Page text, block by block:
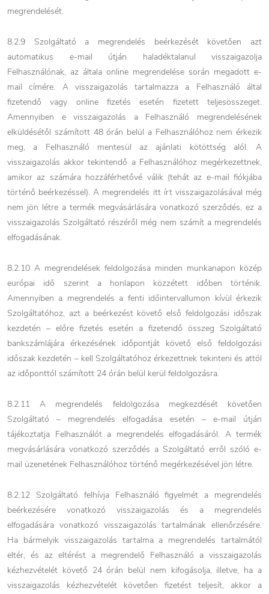
megrendelését.
8.2.9 Szolgáltató a megrendelés beérkezését követően azt
automatikus e-mail útján haladéktalanul visszaigazolja
Felhasználónak, az általa online megrendelése során megadott e-
mail címére. A visszaigazolás tartalmazza a Felhasználó által
fizetendő vagy online fizetés esetén fizetett teljesösszeget.
Amennyiben e visszaigazolás a Felhasználó megrendelésének
elküldésétől számított 48 órán belül a Felhasználóhoz nem érkezik
meg, a Felhasználó mentesül az ajánlati kötöttség alól. A
visszaigazolás akkor tekintendő a Felhasználóhoz megérkezettnek,
amikor az számára hozzáférhetővé válik (tehát az e-mail fiókjába
történő beérkezéssel). A megrendelés itt írt visszaigazolásával még
nem jön létre a termék megvásárlására vonatkozó szerződés, ez a
visszaigazolás Szolgáltató részéről még nem számít a megrendelés
elfogadásának.
8.2.10 A megrendelések feldolgozása minden munkanapon közép
európai idő szerint a honlapon közzétett időben történik.
Amennyiben a megrendelés a fenti időintervallumon kívül érkezik
Szolgáltatóhoz, azt a beérkezést követő első feldolgozási időszak
kezdetén – előre fizetés esetén a fizetendő összeg Szolgáltató
bankszámlájára érkezésének időpontját követő első feldolgozási
időszak kezdetén – kell Szolgáltatóhoz érkezettnek tekinteni és attól
az időponttól számított 24 órán belül kerül feldolgozásra.
8.2.11 A megrendelés feldolgozása megkezdését követően
Szolgáltató – megrendelés elfogadása esetén – e-mail útján
tájékoztatja Felhasználót a megrendelés elfogadásáról. A termék
megvásárlására vonatkozó szerződés a Szolgáltató erről szóló e-
mail üzenetének Felhasználóhoz történő megérkezésével jön létre.
8.2.12 Szolgáltató felhívja Felhasználó figyelmét a megrendelés
beérkezésére vonatkozó visszaigazolás és a megrendelés
elfogadására vonatkozó visszaigazolás tartalmának ellenőrzésére.
Ha bármelyik visszaigazolás tartalma a megrendelés tartalmától
eltér, és az eltérést a megrendelő Felhasználó a visszaigazolás
kézhezvételét követő 24 órán belül nem kifogásolja, illetve, ha a
visszaigazolás kézhezvételét követően fizetést teljesít, akkor a